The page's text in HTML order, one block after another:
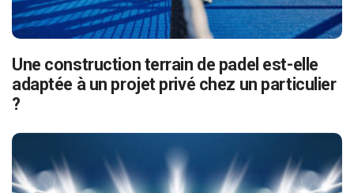
Une construction terrain de padel est-elle
adaptée à un projet privé chez un particulier
?